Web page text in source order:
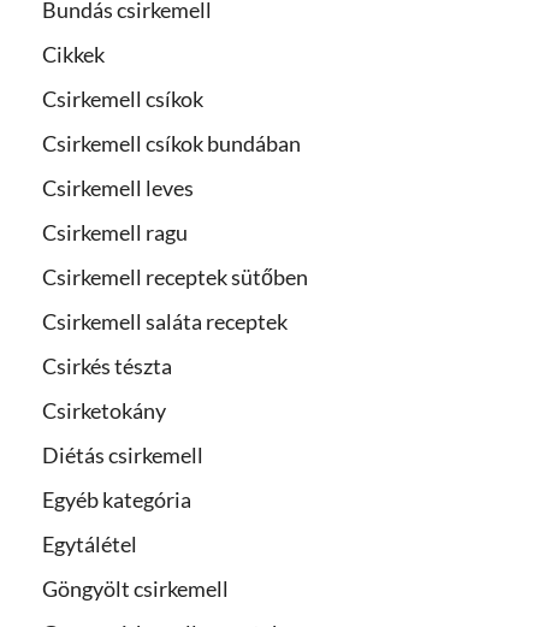
Bundás csirkemell
Cikkek
Csirkemell csíkok
Csirkemell csíkok bundában
Csirkemell leves
Csirkemell ragu
Csirkemell receptek sütőben
Csirkemell saláta receptek
Csirkés tészta
Csirketokány
Diétás csirkemell
Egyéb kategória
Egytálétel
Göngyölt csirkemell